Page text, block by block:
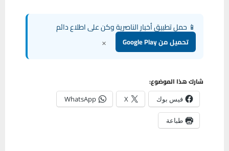
📱 حمل تطبيق أخبار الناصرية وكن على اطلاع دائم
تحميل من Google Play ×
شارك هذا الموضوع:
فيس بوك X
WhatsApp
طباعة